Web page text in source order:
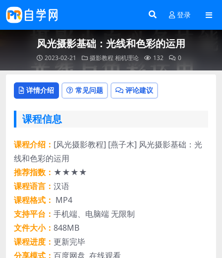
登录
风光摄影基础：光线和色彩的运用
2023-02-21 摄影教程 相机理论 132 0
详情介绍 常见问题 评论建议
课程信息
课程介绍： [风光摄影教程] [燕子木] 风光摄影基础：光
线和色彩的运用
推荐指数： ★★★★
课程语言： 汉语
课程格式： MP4
支持平台： 手机端、电脑端 无限制
文件大小： 848MB
课程进度： 更新完毕
分享模式： 百度网盘 在线观看